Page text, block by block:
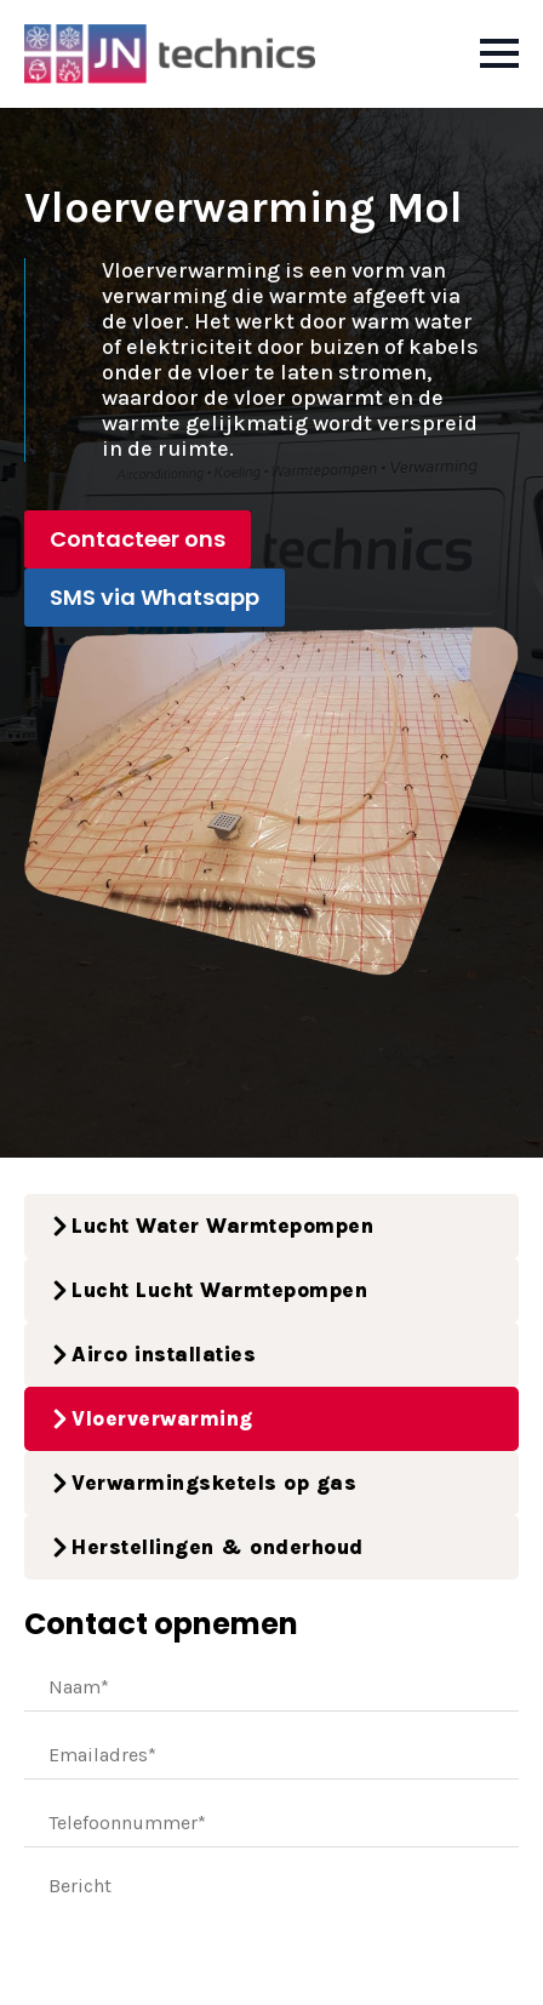
Vloerverwarming Mol
Vloerverwarming is een vorm van
verwarming die warmte afgeeft via
de vloer. Het werkt door warm water
of elektriciteit door buizen of kabels
onder de vloer te laten stromen,
waardoor de vloer opwarmt en de
warmte gelijkmatig wordt verspreid
in de ruimte.
Contacteer ons
SMS via Whatsapp
Lucht Water Warmtepompen
Lucht Lucht Warmtepompen
Airco installaties
Vloerverwarming
Verwarmingsketels op gas
Herstellingen & onderhoud
Contact opnemen